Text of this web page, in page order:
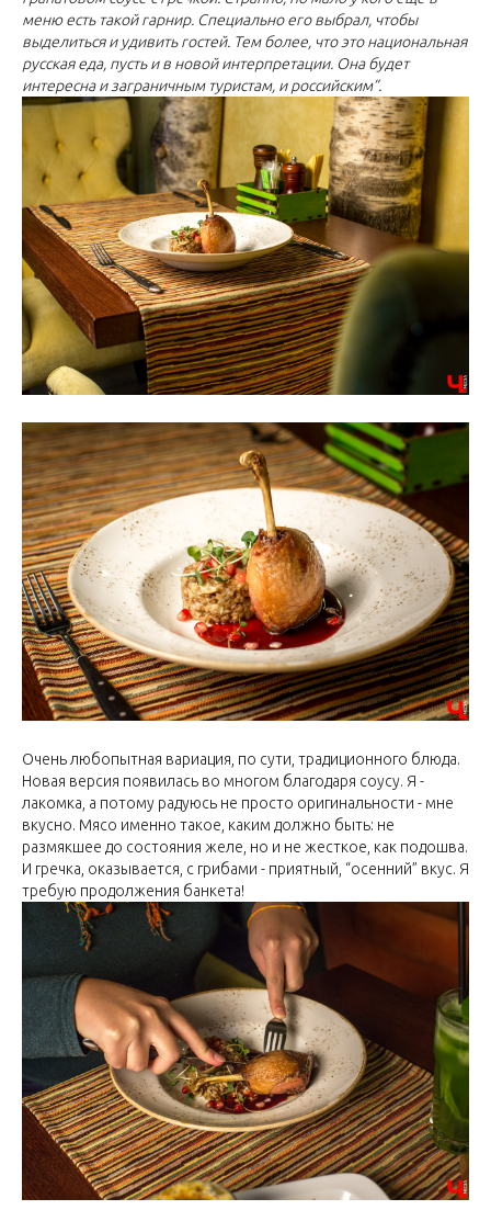
меню есть такой гарнир. Специально его выбрал, чтобы
выделиться и удивить гостей. Тем более, что это национальная
русская еда, пусть и в новой интерпретации. Она будет
интересна и заграничным туристам, и российским”.
Очень любопытная вариация, по сути, традиционного блюда.
Новая версия появилась во многом благодаря соусу. Я -
лакомка, а потому радуюсь не просто оригинальности - мне
вкусно. Мясо именно такое, каким должно быть: не
размякшее до состояния желе, но и не жесткое, как подошва.
И гречка, оказывается, с грибами - приятный, “осенний” вкус. Я
требую продолжения банкета!